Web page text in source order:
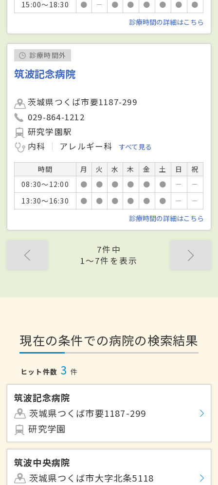
15:00～18:30 ● － ● ● ● ● ●
●
診療時間の詳細はこちら
診療時間外
筑波記念病院
茨城県つくば市要1187-299
029-864-1212
研究学園駅
内科
アレルギー科 すべて見る
時間 月 火 水 木 金 土 日
祝
08:30～12:00
● ● ● ● ● ● －
－
13:30～16:30
● ● ● ● ● ● －
－
診療時間の詳細はこちら
7件中
1〜7件を表示
現在の条件での病院の検索結果
ヒット件数 3 件
筑波記念病院
茨城県つくば市要1187-299
研究学園
筑波中央病院
茨城県つくば市大字北条5118